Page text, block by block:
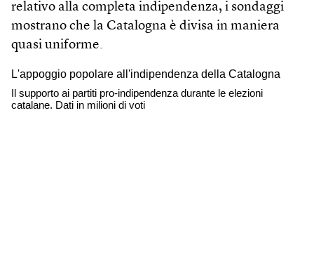
relativo alla completa indipendenza, i sondaggi
mostrano che la Catalogna è divisa in maniera
quasi uniforme.